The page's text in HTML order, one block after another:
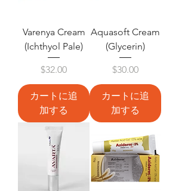
Varenya Cream
(Ichthyol Pale)
価格
$32.00
カートに追
加する
Aquasoft Cream
(Glycerin)
価格
$30.00
カートに追
加する